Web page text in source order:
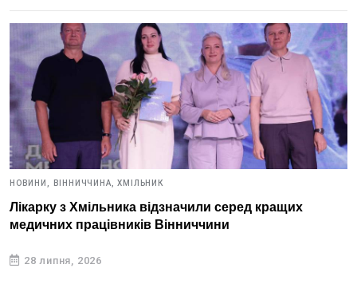
НОВИНИ, ВІННИЧЧИНА, ХМІЛЬНИК
Лікарку з Хмільника відзначили серед кращих
медичних працівників Вінниччини
28 липня, 2026